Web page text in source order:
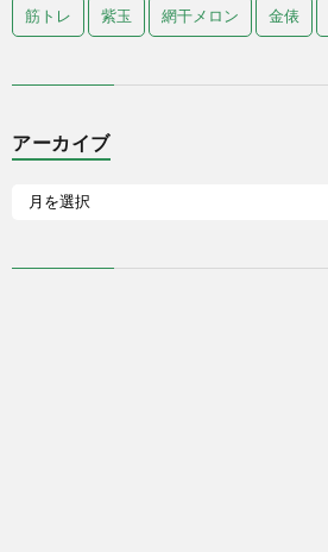
筋トレ 紫玉 網干メロン 金俵
アーカイブ